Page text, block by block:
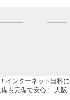
インターネット無料に
も完備で安心！ 大阪